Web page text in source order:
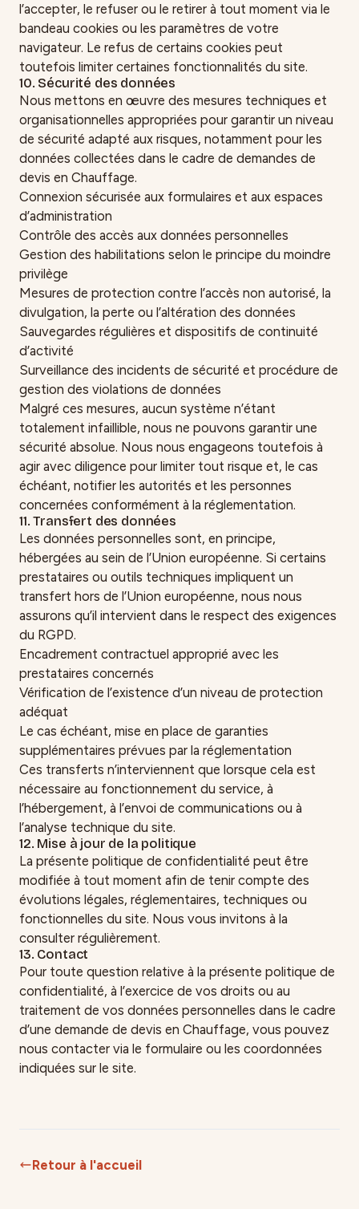
l’accepter, le refuser ou le retirer à tout moment via le
bandeau cookies ou les paramètres de votre
navigateur. Le refus de certains cookies peut
toutefois limiter certaines fonctionnalités du site.
10. Sécurité des données
Nous mettons en œuvre des mesures techniques et
organisationnelles appropriées pour garantir un niveau
de sécurité adapté aux risques, notamment pour les
données collectées dans le cadre de demandes de
devis en Chauffage.
Connexion sécurisée aux formulaires et aux espaces
d’administration
Contrôle des accès aux données personnelles
Gestion des habilitations selon le principe du moindre
privilège
Mesures de protection contre l’accès non autorisé, la
divulgation, la perte ou l’altération des données
Sauvegardes régulières et dispositifs de continuité
d’activité
Surveillance des incidents de sécurité et procédure de
gestion des violations de données
Malgré ces mesures, aucun système n’étant
totalement infaillible, nous ne pouvons garantir une
sécurité absolue. Nous nous engageons toutefois à
agir avec diligence pour limiter tout risque et, le cas
échéant, notifier les autorités et les personnes
concernées conformément à la réglementation.
11. Transfert des données
Les données personnelles sont, en principe,
hébergées au sein de l’Union européenne. Si certains
prestataires ou outils techniques impliquent un
transfert hors de l’Union européenne, nous nous
assurons qu’il intervient dans le respect des exigences
du RGPD.
Encadrement contractuel approprié avec les
prestataires concernés
Vérification de l’existence d’un niveau de protection
adéquat
Le cas échéant, mise en place de garanties
supplémentaires prévues par la réglementation
Ces transferts n’interviennent que lorsque cela est
nécessaire au fonctionnement du service, à
l’hébergement, à l’envoi de communications ou à
l’analyse technique du site.
12. Mise à jour de la politique
La présente politique de confidentialité peut être
modifiée à tout moment afin de tenir compte des
évolutions légales, réglementaires, techniques ou
fonctionnelles du site. Nous vous invitons à la
consulter régulièrement.
13. Contact
Pour toute question relative à la présente politique de
confidentialité, à l’exercice de vos droits ou au
traitement de vos données personnelles dans le cadre
d’une demande de devis en Chauffage, vous pouvez
nous contacter via le formulaire ou les coordonnées
indiquées sur le site.
Retour à l'accueil